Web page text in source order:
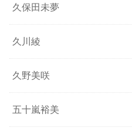
久保田未夢
久川綾
久野美咲
五十嵐裕美